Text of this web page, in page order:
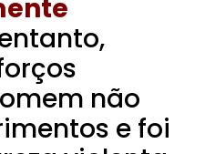
não
e foi